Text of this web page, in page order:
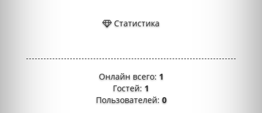
Статистика
Онлайн всего: 1
Гостей: 1
Пользователей:0